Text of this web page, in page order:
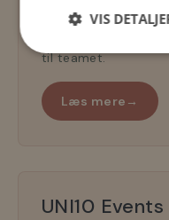
Navneret på
til teamet.
Læs mere →
UNI10 Events
VIS